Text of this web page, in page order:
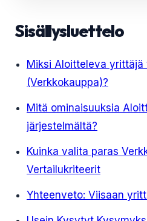
Sisällysluettelo
Miksi Aloitteleva
(Verkkokauppa)?
Mitä ominaisuuksia
järjestelmältä?
Kuinka valita paras
Vertailukriteerit
Yhteenveto: Viisaan